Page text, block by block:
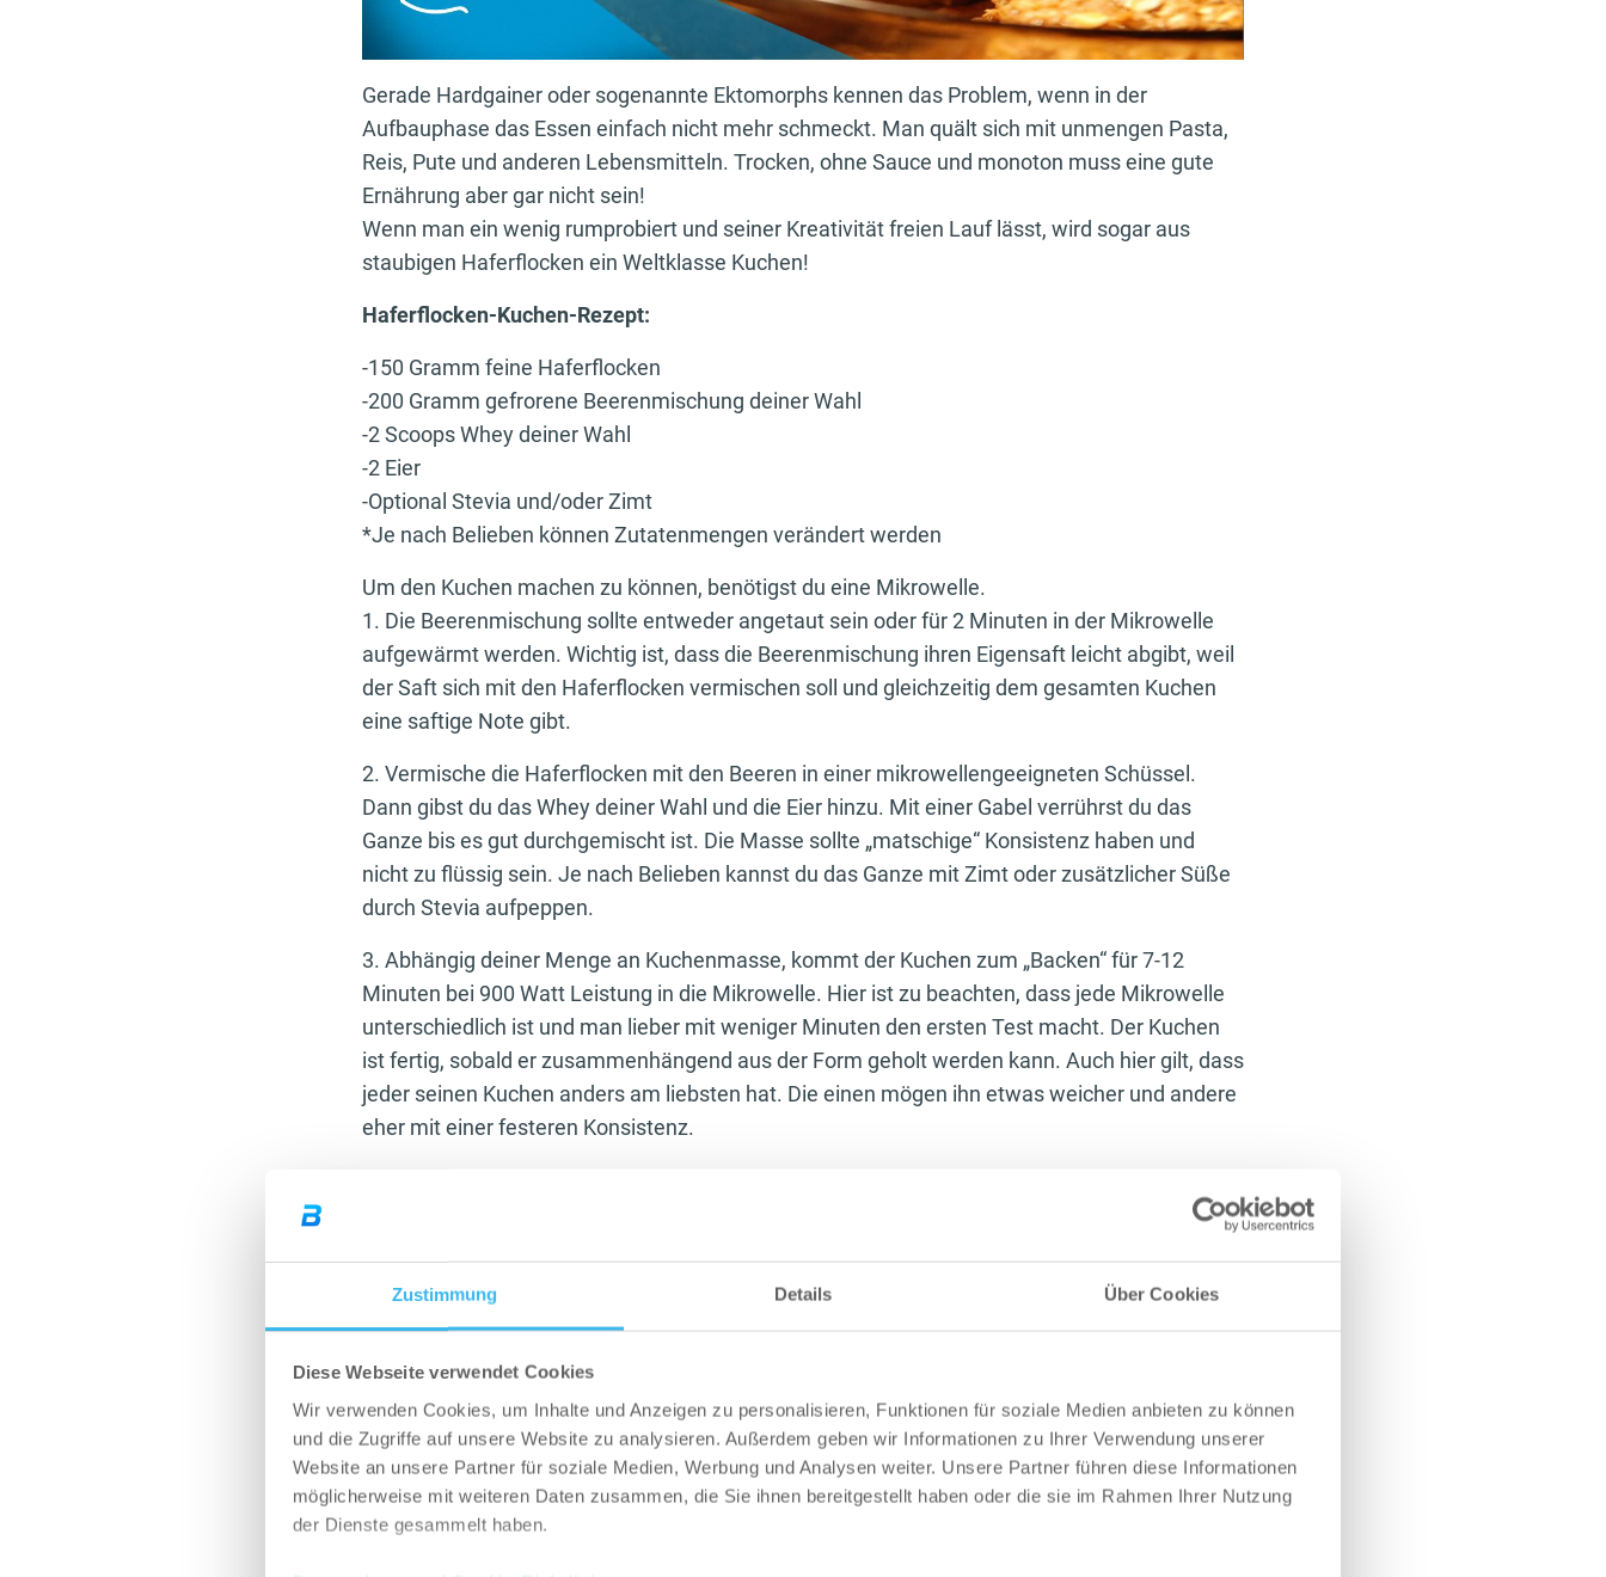
Zustimmung Details Über Cookies
Diese Webseite verwendet Cookies
Wir verwenden Cookies, um Inhalte und Anzeigen zu personalisieren, Funktionen für soziale Medien anbieten zu können
und die Zugriffe auf unsere Website zu analysieren. Außerdem geben wir Informationen zu Ihrer Verwendung unserer
Website an unsere Partner für soziale Medien, Werbung und Analysen weiter. Unsere Partner führen diese Informationen
möglicherweise mit weiteren Daten zusammen, die Sie ihnen bereitgestellt haben oder die sie im Rahmen Ihrer Nutzung
der Dienste gesammelt haben.
Gerade Hardgainer oder sogenannte Ektomorphs kennen das Problem, wenn in der
Aufbauphase das Essen einfach nicht mehr schmeckt. Man quält sich mit unmengen Pasta,
Reis, Pute und anderen Lebensmitteln. Trocken, ohne Sauce und monoton muss eine gute
Ernährung aber gar nicht sein!
Wenn man ein wenig rumprobiert und seiner Kreativität freien Lauf lässt, wird sogar aus
staubigen Haferflocken ein Weltklasse Kuchen!
Haferflocken-Kuchen-Rezept:
-150 Gramm feine Haferflocken
-200 Gramm gefrorene Beerenmischung deiner Wahl
-2 Scoops Whey deiner Wahl
-2 Eier
-Optional Stevia und/oder Zimt
*Je nach Belieben können Zutatenmengen verändert werden
Um den Kuchen machen zu können, benötigst du eine Mikrowelle.
1. Die Beerenmischung sollte entweder angetaut sein oder für 2 Minuten in der Mikrowelle
aufgewärmt werden. Wichtig ist, dass die Beerenmischung ihren Eigensaft leicht abgibt, weil
der Saft sich mit den Haferflocken vermischen soll und gleichzeitig dem gesamten Kuchen
eine saftige Note gibt.
2. Vermische die Haferflocken mit den Beeren in einer mikrowellengeeigneten Schüssel.
Dann gibst du das Whey deiner Wahl und die Eier hinzu. Mit einer Gabel verrührst du das
Ganze bis es gut durchgemischt ist. Die Masse sollte „matschige“ Konsistenz haben und
nicht zu flüssig sein. Je nach Belieben kannst du das Ganze mit Zimt oder zusätzlicher Süße
durch Stevia aufpeppen.
3. Abhängig deiner Menge an Kuchenmasse, kommt der Kuchen zum „Backen“ für 7-12
Minuten bei 900 Watt Leistung in die Mikrowelle. Hier ist zu beachten, dass jede Mikrowelle
unterschiedlich ist und man lieber mit weniger Minuten den ersten Test macht. Der Kuchen
ist fertig, sobald er zusammenhängend aus der Form geholt werden kann. Auch hier gilt, dass
jeder seinen Kuchen anders am liebsten hat. Die einen mögen ihn etwas weicher und andere
eher mit einer festeren Konsistenz.
verwandeln. Ebenso gut kann man auch den guten alten Kuchen von Mama mit wenigen
Änderungen fitnessgerecht machen. Tauscht beispielsweise Mehl mit Dinkelmehl/Whey,
Zucker mit Süßstoff, Butter mit Magerquark und so weiter. Nicht alle Mengenangaben kann
man eins zu eins ersetzen, aber nach ein wenig Probieren hat man schnell ein gutes Gefühl
dafür bekommen.
Darüber hinaus gibt es viele Rezeptideen auch im Internet zu finden.
Es sind die Kleinigkeiten, die das Leben schöner machen.
Genau der gleiche Gedanke trifft auch auf das Essen eines Fitnesssportlers zu. Wir essen
täglich bestimmte Mahlzeiten und machen viel zu viele Abstriche in unserer